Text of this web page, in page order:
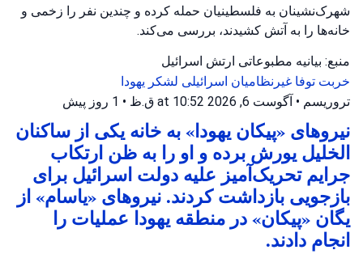
شهرک‌نشینان به فلسطینیان حمله کرده و چندین نفر را زخمی و
خانه‌ها را به آتش کشیدند، بررسی می‌کند.
منبع: بیانیه مطبوعاتی ارتش اسرائیل
خربت توفا غیرنظامیان اسرائیلی لشکر یهودا
تروریسم • آگوست 6, 2026 at 10:52 ق.ظ • 1 روز پیش
نیروهای «پیکان یهودا» به خانه یکی از ساکنان
الخلیل یورش برده و او را به ظن ارتکاب
جرایم تحریک‌آمیز علیه دولت اسرائیل برای
بازجویی بازداشت کردند. نیروهای «یاسام» از
یگان «پیکان» در منطقه یهودا عملیات را
انجام دادند.